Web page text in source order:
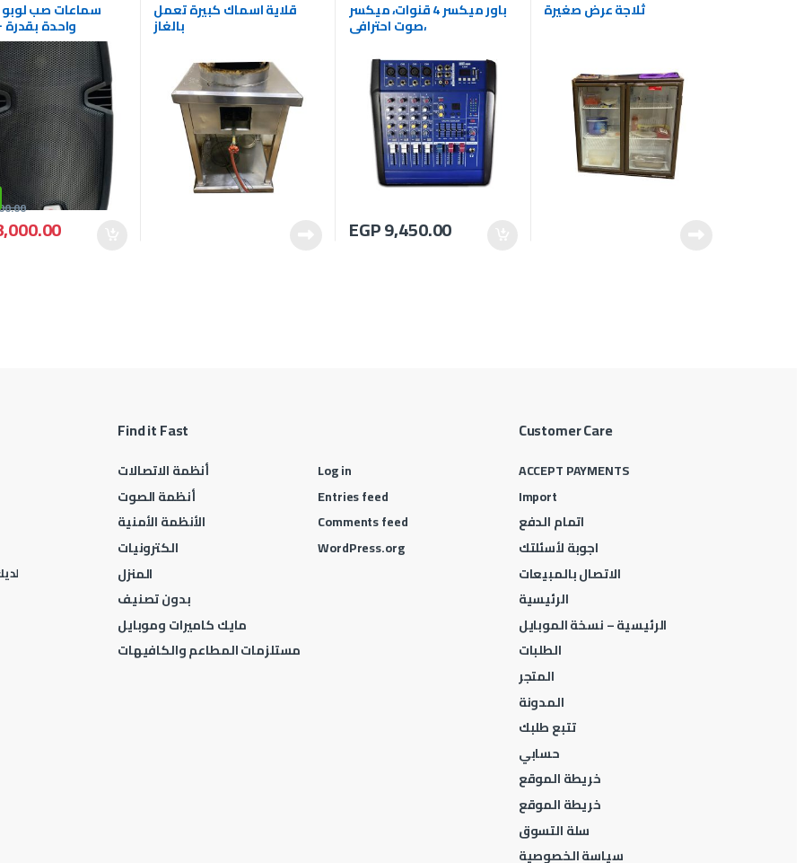
سماعات صب
واحدة بقدرة ٢٥٠ وات
قلاية اسماك كبيرة تعمل
بالغاز
سيستم
باور ميكسر 4 قنوات، ميكسر
صوت احترافي،
EGP9,450.00
ثلاجة عرض صغيرة
Find it Fast
أنظمة الاتصالات
أنظمة الصوت
الأنظمة الأمنية
الكترونيات
المنزل
بدون تصنيف
مايك كاميرات وموبايل
مستلزمات المطاعم والكافيهات
Log in
Entries feed
Comments feed
WordPress.org
Customer Care
ACCEPT PAYMENTS
Import
اتمام الدفع
اجوبة لأسئلتك
الاتصال بالمبيعات
الرئيسية
الرئيسية – نسخة الموبايل
الطلبات
المتجر
المدونة
تتبع طلبك
حسابي
خريطة الموقع
خريطة الموقع
سلة التسوق
سياسة الخصوصية